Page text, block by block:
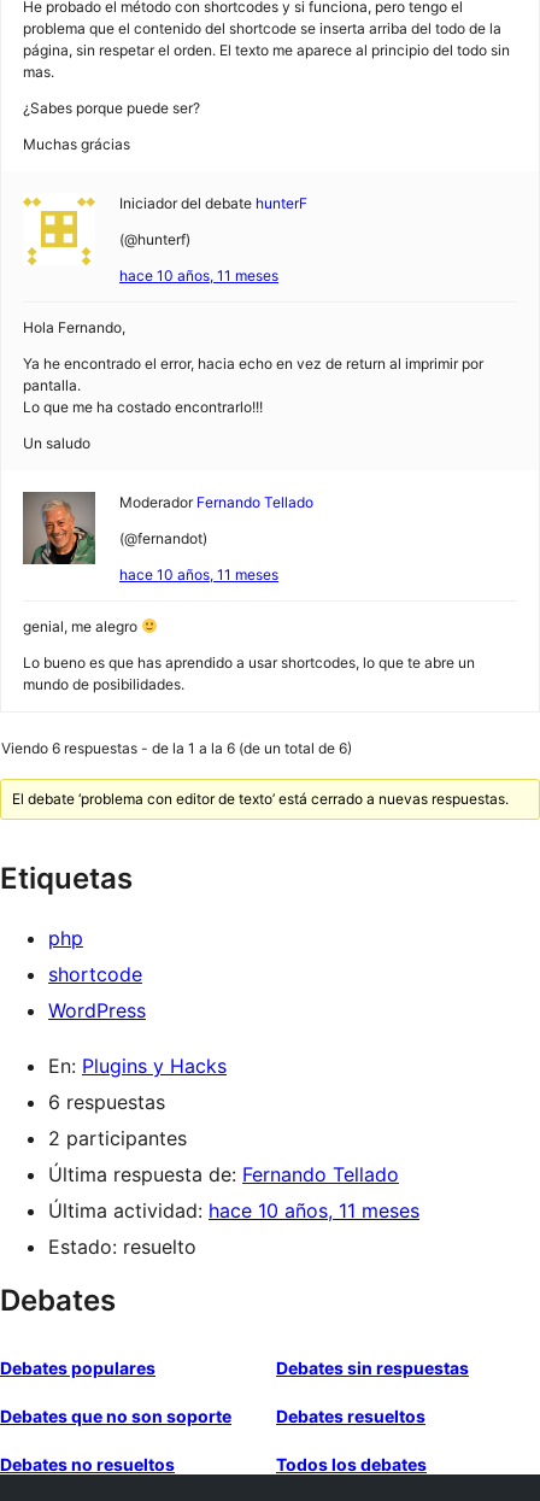
He probado el método con shortcodes y si funciona, pero tengo el
problema que el contenido del shortcode se inserta arriba del todo de la
página, sin respetar el orden. El texto me aparece al principio del todo sin
mas.
¿Sabes porque puede ser?
Muchas grácias
Iniciador del debate hunterF
(@hunterf)
hace 10 años, 11 meses
Hola Fernando,
Ya he encontrado el error, hacia echo en vez de return al imprimir por
pantalla.
Lo que me ha costado encontrarlo!!!
Un saludo
Moderador Fernando Tellado
(@fernandot)
hace 10 años, 11 meses
genial, me alegro
Lo bueno es que has aprendido a usar shortcodes, lo que te abre un
mundo de posibilidades.
Viendo 6 respuestas - de la 1 a la 6 (de un total de 6)
El debate ‘problema con editor de texto’ está cerrado a nuevas respuestas.
Etiquetas
php
shortcode
WordPress
En: Plugins y Hacks
6 respuestas
2 participantes
Última respuesta de: Fernando Tellado
Última actividad: hace 10 años, 11 meses
Estado: resuelto
Debates
Debates populares Debates sin respuestas
Debates que no son soporte Debates resueltos
Debates no resueltos Todos los debates